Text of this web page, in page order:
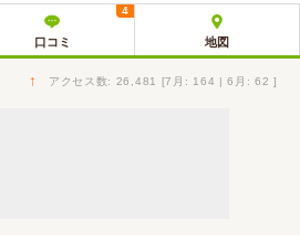
口コミ
4
地図
↑ アクセス数: 26,481 [7月: 164 | 6月: 62 ]